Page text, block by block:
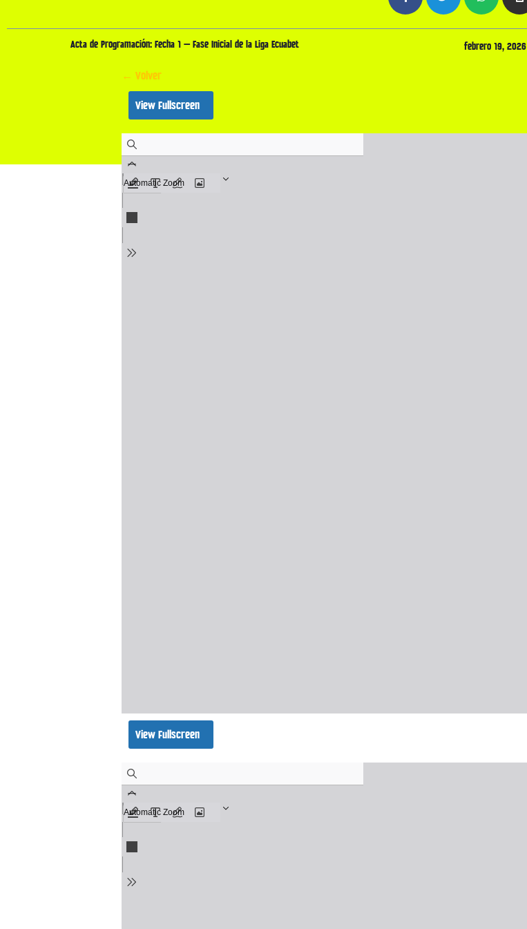
Acta de Programación: Fecha 1 – Fase Inicial de la Liga Ecuabet febrero 19, 2026
← Volver
View Fullscreen
View Fullscreen